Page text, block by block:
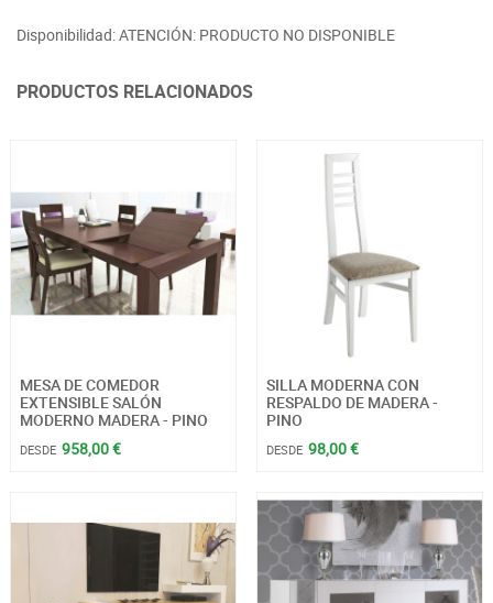
Disponibilidad: ATENCIÓN: PRODUCTO NO DISPONIBLE
PRODUCTOS RELACIONADOS
MESA DE COMEDOR
EXTENSIBLE SALÓN
MODERNO MADERA - PINO
DESDE 958,00 €
SILLA MODERNA CON
RESPALDO DE MADERA -
PINO
DESDE 98,00 €